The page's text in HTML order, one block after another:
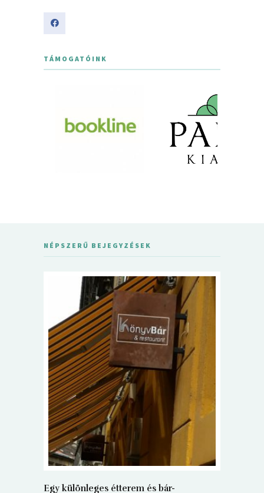
TÁMOGATÓINK
NÉPSZERŰ BEJEGYZÉSEK
Egy különleges étterem és bár-